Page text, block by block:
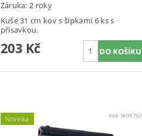
Záruka: 2 roky
Kuše 31 cm kov s šipkami 6 ks s
přísavkou.
203 Kč
Novinka Kód:MI35762